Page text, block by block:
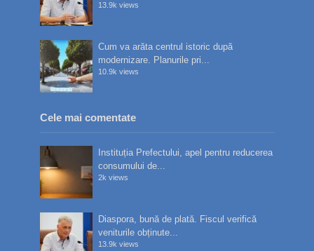
13.9k views
Cum va arăta centrul istoric după
modernizare. Planurile pri...
10.9k views
Cele mai comentate
Instituția Prefectului, apel pentru reducerea
consumului de...
2k views
Diaspora, bună de plată. Fiscul verifică
veniturile obținute...
13.9k views